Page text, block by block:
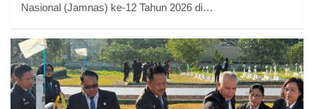
Nasional (Jamnas) ke-12 Tahun 2026 di…